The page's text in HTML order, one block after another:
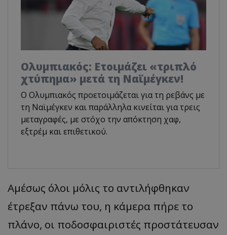
Ολυμπιακός: Ετοιμάζει «τριπλό
χτύπημα» μετά τη Ναϊμέγκεν!
Ο Ολυμπιακός προετοιμάζεται για τη ρεβάνς με
τη Ναϊμέγκεν και παράλληλα κινείται για τρεις
μεταγραφές, με στόχο την απόκτηση χαφ,
εξτρέμ και επιθετικού.
Αμέσως όλοι μόλις το αντιλήφθηκαν
έτρεξαν πάνω του, η κάμερα πήρε το
πλάνο, οι ποδοσφαιριστές προστάτευσαν